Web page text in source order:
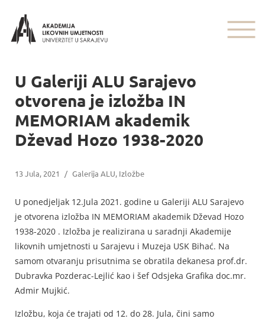
U Galeriji ALU Sarajevo
otvorena je izložba IN
MEMORIAM akademik
Dževad Hozo 1938-2020
13 Jula, 2021 / Galerija ALU, Izložbe
U ponedjeljak 12.Jula 2021. godine u Galeriji ALU Sarajevo
je otvorena izložba IN MEMORIAM akademik Dževad Hozo
1938-2020 . Izložba je realizirana u saradnji Akademije
likovnih umjetnosti u Sarajevu i Muzeja USK Bihać. Na
samom otvaranju prisutnima se obratila dekanesa prof.dr.
Dubravka Pozderac-Lejlić kao i šef Odsjeka Grafika doc.mr.
Admir Mujkić.
Izložbu, koja će trajati od 12. do 28. Jula, čini samo